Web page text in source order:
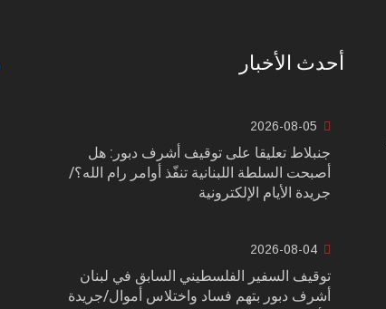
أحدث الأخبار
جنبلاط تعليقا على توقيف أشرف دبور: هل
أصبحت السلطة اللبنانية تنفّذ أوامر رام الله؟/
جريدة الأيام الإلكترونية
توقيف السفير الفلسطيني السابق في لبنان
أشرف دبور بتهم فساد واختلاس أموال/جريدة